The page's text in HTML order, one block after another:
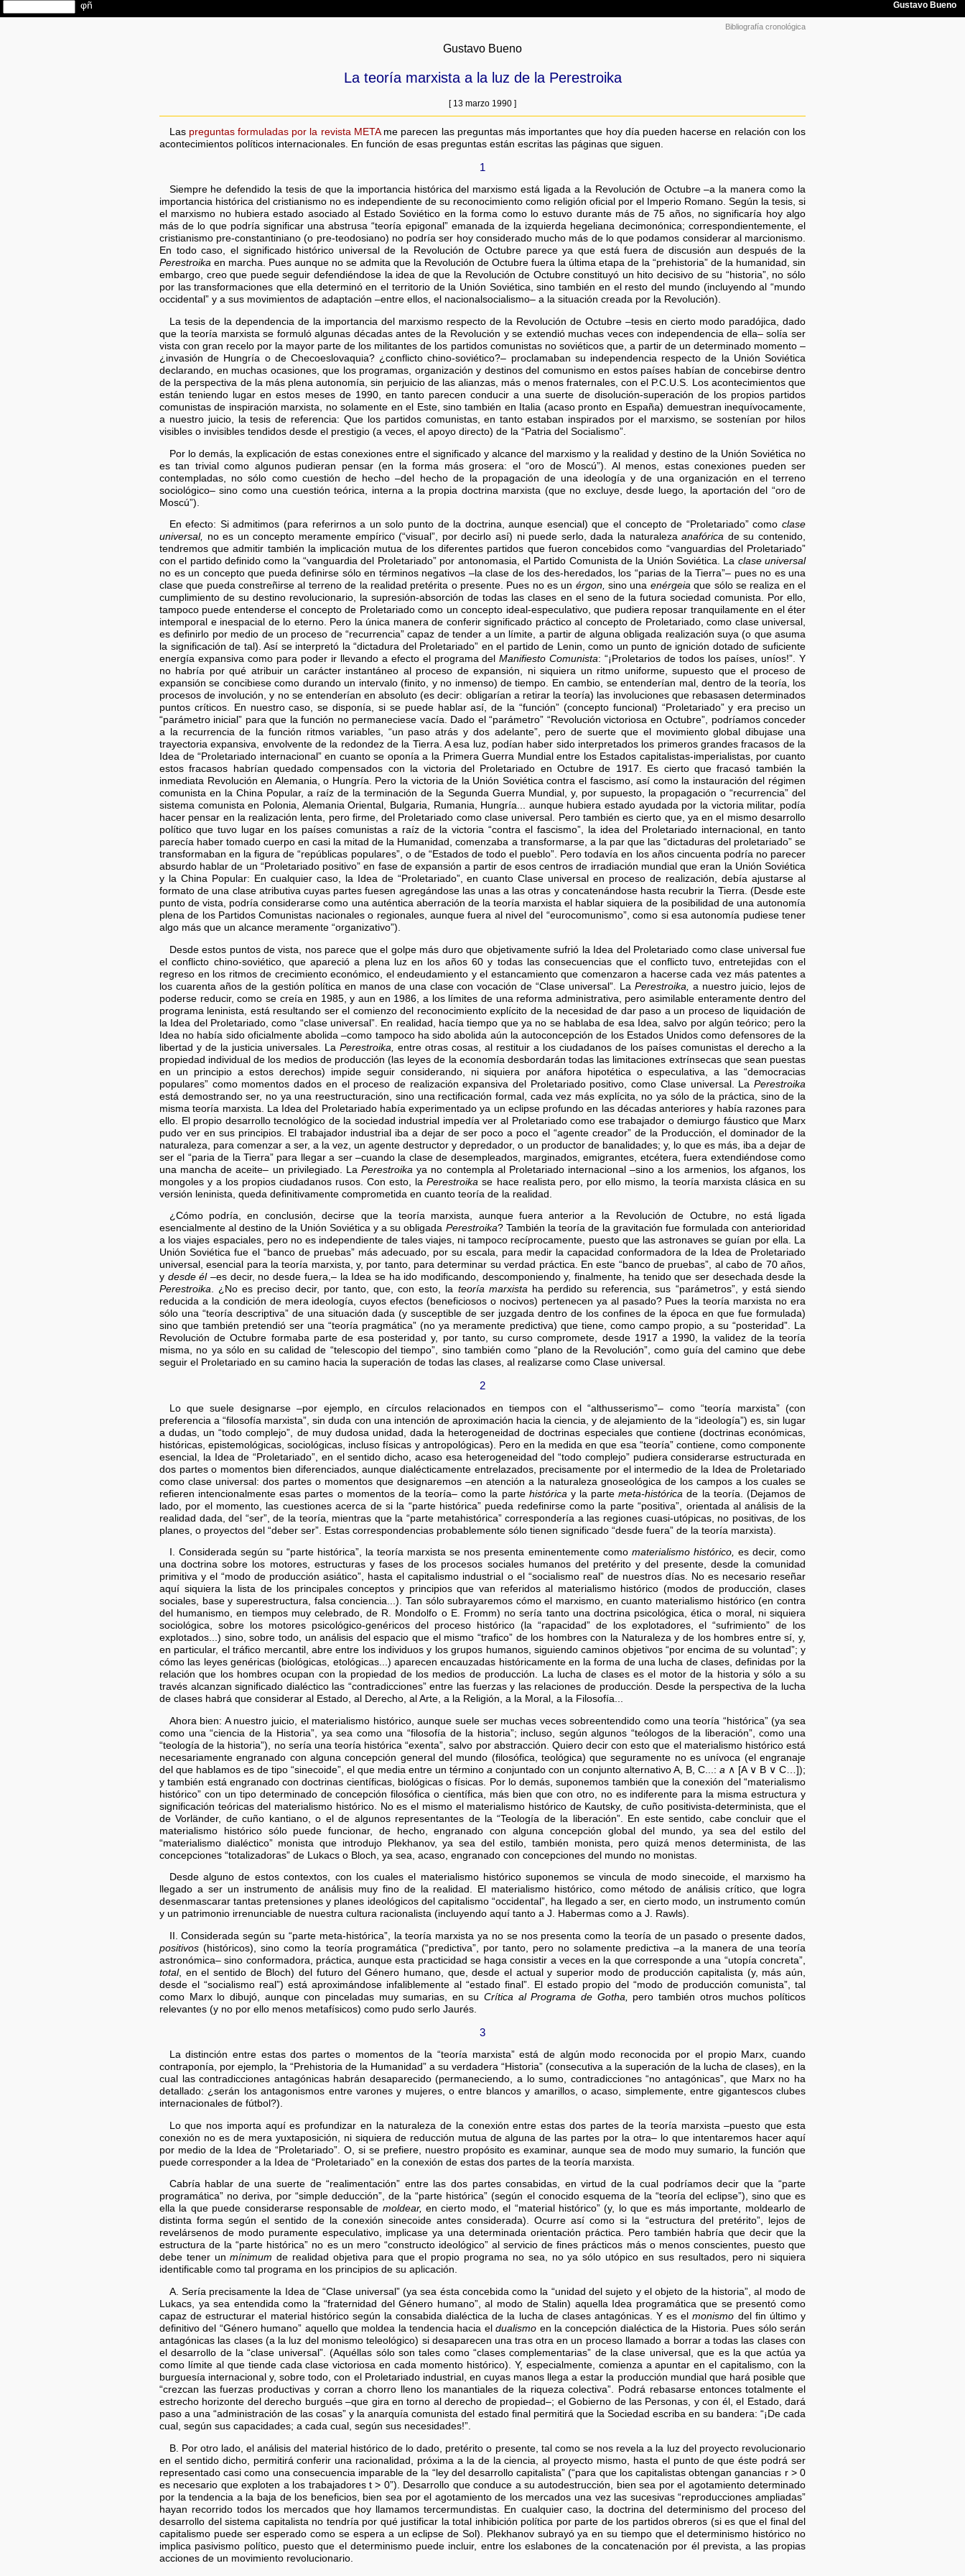
Bibliografía cronológica
Gustavo Bueno
La teoría marxista a la luz de la Perestroika
[ 13 marzo 1990 ]
Las preguntas formuladas por la revista METAme parecen las preguntas más importantes que hoy día pueden hacerse en relación con los
acontecimientos políticos internacionales. En función de esas preguntas están escritas las páginas que siguen.
1
Siempre he defendido la tesis de que la importancia histórica del marxismo está ligada a la Revolución de Octubre –a la manera como la
importancia histórica del cristianismo no es independiente de su reconocimiento como religión oficial por el Imperio Romano. Según la tesis, si
el marxismo no hubiera estado asociado al Estado Soviético en la forma como lo estuvo durante más de 75 años, no significaría hoy algo
más de lo que podría significar una abstrusa “teoría epigonal” emanada de la izquierda hegeliana decimonónica; correspondientemente, el
cristianismo pre-constantiniano (o pre-teodosiano) no podría ser hoy considerado mucho más de lo que podamos considerar al marcionismo.
En todo caso, el significado histórico universal de la Revolución de Octubre parece ya que está fuera de discusión aun después de la
Perestroika en marcha. Pues aunque no se admita que la Revolución de Octubre fuera la última etapa de la “prehistoria” de la humanidad, sin
embargo, creo que puede seguir defendiéndose la idea de que la Revolución de Octubre constituyó un hito decisivo de su “historia”, no sólo
por las transformaciones que ella determinó en el territorio de la Unión Soviética, sino también en el resto del mundo (incluyendo al “mundo
occidental” y a sus movimientos de adaptación –entre ellos, el nacionalsocialismo– a la situación creada por la Revolución).
La tesis de la dependencia de la importancia del marxismo respecto de la Revolución de Octubre –tesis en cierto modo paradójica, dado
que la teoría marxista se formuló algunas décadas antes de la Revolución y se extendió muchas veces con independencia de ella– solía ser
vista con gran recelo por la mayor parte de los militantes de los partidos comunistas no soviéticos que, a partir de un determinado momento –
¿invasión de Hungría o de Checoeslovaquia? ¿conflicto chino-soviético?– proclamaban su independencia respecto de la Unión Soviética
declarando, en muchas ocasiones, que los programas, organización y destinos del comunismo en estos países habían de concebirse dentro
de la perspectiva de la más plena autonomía, sin perjuicio de las alianzas, más o menos fraternales, con el P.C.U.S. Los acontecimientos que
están teniendo lugar en estos meses de 1990, en tanto parecen conducir a una suerte de disolución-superación de los propios partidos
comunistas de inspiración marxista, no solamente en el Este, sino también en Italia (acaso pronto en España) demuestran inequívocamente,
a nuestro juicio, la tesis de referencia: Que los partidos comunistas, en tanto estaban inspirados por el marxismo, se sostenían por hilos
visibles o invisibles tendidos desde el prestigio (a veces, el apoyo directo) de la “Patria del Socialismo”.
Por lo demás, la explicación de estas conexiones entre el significado y alcance del marxismo y la realidad y destino de la Unión Soviética no
es tan trivial como algunos pudieran pensar (en la forma más grosera: el “oro de Moscú”). Al menos, estas conexiones pueden ser
contempladas, no sólo como cuestión de hecho –del hecho de la propagación de una ideología y de una organización en el terreno
sociológico– sino como una cuestión teórica, interna a la propia doctrina marxista (que no excluye, desde luego, la aportación del “oro de
Moscú”).
En efecto: Si admitimos (para referirnos a un solo punto de la doctrina, aunque esencial) que el concepto de “Proletariado” como clase
universal, no es un concepto meramente empírico (“visual”, por decirlo así) ni puede serlo, dada la naturalezaanafórica de su contenido,
tendremos que admitir también la implicación mutua de los diferentes partidos que fueron concebidos como “vanguardias del Proletariado”
con el partido definido como la “vanguardia del Proletariado” por antonomasia, el Partido Comunista de la Unión Soviética. La clase universal
no es un concepto que pueda definirse sólo en términos negativos –la clase de los des-heredados, los “parias de la Tierra”– pues no es una
clase que pueda constreñirse al terreno de la realidad pretérita o presente. Pues no es un érgon, sino una enérgeiaque sólo se realiza en el
cumplimiento de su destino revolucionario, la supresión-absorción de todas las clases en el seno de la futura sociedad comunista. Por ello,
tampoco puede entenderse el concepto de Proletariado como un concepto ideal-especulativo, que pudiera reposar tranquilamente en el éter
intemporal e inespacial de lo eterno. Pero la única manera de conferir significado práctico al concepto de Proletariado, como clase universal,
es definirlo por medio de un proceso de “recurrencia” capaz de tender a un límite, a partir de alguna obligada realización suya (o que asuma
la significación de tal). Así se interpretó la “dictadura del Proletariado” en el partido de Lenin, como un punto de ignición dotado de suficiente
energía expansiva como para poder ir llevando a efecto el programa delManifiesto Comunista: “¡Proletarios de todos los países, uníos!”. Y
no habría por qué atribuir un carácter instantáneo al proceso de expansión, ni siquiera un ritmo uniforme, supuesto que el proceso de
expansión se concibiese como durando un intervalo (finito, y no inmenso) de tiempo. En cambio, se entenderían mal, dentro de la teoría, los
procesos de involución, y no se entenderían en absoluto (es decir: obligarían a retirar la teoría) las involuciones que rebasasen determinados
puntos críticos. En nuestro caso, se disponía, si se puede hablar así, de la “función” (concepto funcional) “Proletariado” y era preciso un
“parámetro inicial” para que la función no permaneciese vacía. Dado el “parámetro” “Revolución victoriosa en Octubre”, podríamos conceder
a la recurrencia de la función ritmos variables, “un paso atrás y dos adelante”, pero de suerte que el movimiento global dibujase una
trayectoria expansiva, envolvente de la redondez de la Tierra. A esa luz, podían haber sido interpretados los primeros grandes fracasos de la
Idea de “Proletariado internacional” en cuanto se oponía a la Primera Guerra Mundial entre los Estados capitalistas-imperialistas, por cuanto
estos fracasos habrían quedado compensados con la victoria del Proletariado en Octubre de 1917. Es cierto que fracasó también la
inmediata Revolución en Alemania, o Hungría. Pero la victoria de la Unión Soviética contra el fascismo, así como la instauración del régimen
comunista en la China Popular, a raíz de la terminación de la Segunda Guerra Mundial, y, por supuesto, la propagación o “recurrencia” del
sistema comunista en Polonia, Alemania Oriental, Bulgaria, Rumania, Hungría... aunque hubiera estado ayudada por la victoria militar, podía
hacer pensar en la realización lenta, pero firme, del Proletariado como clase universal. Pero también es cierto que, ya en el mismo desarrollo
político que tuvo lugar en los países comunistas a raíz de la victoria “contra el fascismo”, la idea del Proletariado internacional, en tanto
parecía haber tomado cuerpo en casi la mitad de la Humanidad, comenzaba a transformarse, a la par que las “dictaduras del proletariado” se
transformaban en la figura de “repúblicas populares”, o de “Estados de todo el pueblo”. Pero todavía en los años cincuenta podría no parecer
absurdo hablar de un “Proletariado positivo” en fase de expansión a partir de esos centros de irradiación mundial que eran la Unión Soviética
y la China Popular: En cualquier caso, la Idea de “Proletariado”, en cuanto Clase universal en proceso de realización, debía ajustarse al
formato de una clase atributiva cuyas partes fuesen agregándose las unas a las otras y concatenándose hasta recubrir la Tierra. (Desde este
punto de vista, podría considerarse como una auténtica aberración de la teoría marxista el hablar siquiera de la posibilidad de una autonomía
plena de los Partidos Comunistas nacionales o regionales, aunque fuera al nivel del “eurocomunismo”, como si esa autonomía pudiese tener
algo más que un alcance meramente “organizativo”).
Desde estos puntos de vista, nos parece que el golpe más duro que objetivamente sufrió la Idea del Proletariado como clase universal fue
el conflicto chino-soviético, que apareció a plena luz en los años 60 y todas las consecuencias que el conflicto tuvo, entretejidas con el
regreso en los ritmos de crecimiento económico, el endeudamiento y el estancamiento que comenzaron a hacerse cada vez más patentes a
los cuarenta años de la gestión política en manos de una clase con vocación de “Clase universal”. LaPerestroika,
a nuestro juicio, lejos de
poderse reducir, como se creía en 1985, y aun en 1986, a los límites de una reforma administrativa, pero asimilable enteramente dentro del
programa leninista, está resultando ser el comienzo del reconocimiento explícito de la necesidad de dar paso a un proceso de liquidación de
la Idea del Proletariado, como “clase universal”. En realidad, hacía tiempo que ya no se hablaba de esa Idea, salvo por algún teórico; pero la
Idea no había sido oficialmente abolida –como tampoco ha sido abolida aún la autoconcepción de los Estados Unidos como defensores de la
libertad y de la justicia universales. La Perestroika,
entre otras cosas, al restituir a los ciudadanos de los países comunistas el derecho a la
propiedad individual de los medios de producción (las leyes de la economía desbordarán todas las limitaciones extrínsecas que sean puestas
en un principio a estos derechos) impide seguir considerando, ni siquiera por anáfora hipotética o especulativa, a las “democracias
populares” como momentos dados en el proceso de realización expansiva del Proletariado positivo, como Clase universal. La Perestroika
está demostrando ser, no ya una reestructuración, sino una rectificación formal, cada vez más explícita, no ya sólo de la práctica, sino de la
misma teoría marxista. La Idea del Proletariado había experimentado ya un eclipse profundo en las décadas anteriores y había razones para
ello. El propio desarrollo tecnológico de la sociedad industrial impedía ver al Proletariado como ese trabajador o demiurgo fáustico que Marx
pudo ver en sus principios. El trabajador industrial iba a dejar de ser poco a poco el “agente creador” de la Producción, el dominador de la
naturaleza, para comenzar a ser, a la vez, un agente destructor y depredador, o un productor de banalidades; y, lo que es más, iba a dejar de
ser el “paria de la Tierra” para llegar a ser –cuando la clase de desempleados, marginados, emigrantes, etcétera, fuera extendiéndose como
una mancha de aceite– un privilegiado. LaPerestroika ya no contempla al Proletariado internacional –sino a los armenios, los afganos, los
mongoles y a los propios ciudadanos rusos. Con esto, laPerestroika se hace realista pero, por ello mismo, la teoría marxista clásica en su
versión leninista, queda definitivamente comprometida en cuanto teoría de la realidad.
¿Cómo podría, en conclusión, decirse que la teoría marxista, aunque fuera anterior a la Revolución de Octubre, no está ligada
esencialmente al destino de la Unión Soviética y a su obligada Perestroika? También la teoría de la gravitación fue formulada con anterioridad
a los viajes espaciales, pero no es independiente de tales viajes, ni tampoco recíprocamente, puesto que las astronaves se guían por ella. La
Unión Soviética fue el “banco de pruebas” más adecuado, por su escala, para medir la capacidad conformadora de la Idea de Proletariado
universal, esencial para la teoría marxista, y, por tanto, para determinar su verdad práctica. En este “banco de pruebas”, al cabo de 70 años,
y desde él–es decir, no desde fuera,– la Idea se ha ido modificando, descomponiendo y, finalmente, ha tenido que ser desechada desde la
Perestroika. ¿No es preciso decir, por tanto, que, con esto, la teoría marxistaha perdido su referencia, sus “parámetros”, y está siendo
reducida a la condición de mera ideología, cuyos efectos (beneficiosos o nocivos) pertenecen ya al pasado? Pues la teoría marxista no era
sólo una “teoría descriptiva” de una situación dada (y susceptible de ser juzgada dentro de los confines de la época en que fue formulada)
sino que también pretendió ser una “teoría pragmática” (no ya meramente predictiva) que tiene, como campo propio, a su “posteridad”. La
Revolución de Octubre formaba parte de esa posteridad y, por tanto, su curso compromete, desde 1917 a 1990, la validez de la teoría
misma, no ya sólo en su calidad de “telescopio del tiempo”, sino también como “plano de la Revolución”, como guía del camino que debe
seguir el Proletariado en su camino hacia la superación de todas las clases, al realizarse como Clase universal.
2
Lo que suele designarse –por ejemplo, en círculos relacionados en tiempos con el “althusserismo”– como “teoría marxista” (con
preferencia a “filosofía marxista”, sin duda con una intención de aproximación hacia la ciencia, y de alejamiento de la “ideología”) es, sin lugar
a dudas, un “todo complejo”, de muy dudosa unidad, dada la heterogeneidad de doctrinas especiales que contiene (doctrinas económicas,
históricas, epistemológicas, sociológicas, incluso físicas y antropológicas). Pero en la medida en que esa “teoría” contiene, como componente
esencial, la Idea de “Proletariado”, en el sentido dicho, acaso esa heterogeneidad del “todo complejo” pudiera considerarse estructurada en
dos partes o momentos bien diferenciados, aunque dialécticamente entrelazados, precisamente por el intermedio de la Idea de Proletariado
como clase universal: dos partes o momentos que designaremos –en atención a la naturaleza gnoseológica de los campos a los cuales se
refieren intencionalmente esas partes o momentos de la teoría– como la parte histórica y la partemeta-histórica de la teoría. (Dejamos de
lado, por el momento, las cuestiones acerca de si la “parte histórica” pueda redefinirse como la parte “positiva”, orientada al análisis de la
realidad dada, del “ser”, de la teoría, mientras que la “parte metahistórica” correspondería a las regiones cuasi-utópicas, no positivas, de los
planes, o proyectos del “deber ser”. Estas correspondencias probablemente sólo tienen significado “desde fuera” de la teoría marxista).
I. Considerada según su “parte histórica”, la teoría marxista se nos presenta eminentemente como materialismo histórico, es decir, como
una doctrina sobre los motores, estructuras y fases de los procesos sociales humanos del pretérito y del presente, desde la comunidad
primitiva y el “modo de producción asiático”, hasta el capitalismo industrial o el “socialismo real” de nuestros días. No es necesario reseñar
aquí siquiera la lista de los principales conceptos y principios que van referidos al materialismo histórico (modos de producción, clases
sociales, base y superestructura, falsa conciencia...). Tan sólo subrayaremos cómo el marxismo, en cuanto materialismo histórico (en contra
del humanismo, en tiempos muy celebrado, de R. Mondolfo o E. Fromm) no sería tanto una doctrina psicológica, ética o moral, ni siquiera
sociológica, sobre los motores psicológico-genéricos del proceso histórico (la “rapacidad” de los explotadores, el “sufrimiento” de los
explotados...) sino, sobre todo, un análisis del espacio que el mismo “trafico” de los hombres con la Naturaleza y de los hombres entre sí, y,
en particular, el tráfico mercantil, abre entre los individuos y los grupos humanos, siguiendo caminos objetivos “por encima de su voluntad”; y
cómo las leyes genéricas (biológicas, etológicas...) aparecen encauzadas históricamente en la forma de una lucha de clases, definidas por la
relación que los hombres ocupan con la propiedad de los medios de producción. La lucha de clases es el motor de la historia y sólo a su
través alcanzan significado dialéctico las “contradicciones” entre las fuerzas y las relaciones de producción. Desde la perspectiva de la lucha
de clases habrá que considerar al Estado, al Derecho, al Arte, a la Religión, a la Moral, a la Filosofía...
Ahora bien: A nuestro juicio, el materialismo histórico, aunque suele ser muchas veces sobreentendido como una teoría “histórica” (ya sea
como una “ciencia de la Historia”, ya sea como una “filosofía de la historia”; incluso, según algunos “teólogos de la liberación”, como una
“teología de la historia”), no sería una teoría histórica “exenta”, salvo por abstracción. Quiero decir con esto que el materialismo histórico está
necesariamente engranado con alguna concepción general del mundo (filosófica, teológica) que seguramente no es unívoca (el engranaje
del que hablamos es de tipo “sinecoide”, el que media entre un término a conjuntado con un conjunto alternativo A, B, C...: a ∧ [A ∨ B ∨ C…]);
y también está engranado con doctrinas científicas, biológicas o físicas. Por lo demás, suponemos también que la conexión del “materialismo
histórico” con un tipo determinado de concepción filosófica o científica, más bien que con otro, no es indiferente para la misma estructura y
significación teóricas del materialismo histórico. No es el mismo el materialismo histórico de Kautsky, de cuño positivista-determinista, que el
de Vorländer, de cuño kantiano, o el de algunos representantes de la “Teología de la liberación”. En este sentido, cabe concluir que el
materialismo histórico sólo puede funcionar, de hecho, engranado con alguna concepción global del mundo, ya sea del estilo del
“materialismo dialéctico” monista que introdujo Plekhanov, ya sea del estilo, también monista, pero quizá menos determinista, de las
concepciones “totalizadoras” de Lukacs o Bloch, ya sea, acaso, engranado con concepciones del mundo no monistas.
Desde alguno de estos contextos, con los cuales el materialismo histórico suponemos se vincula de modo sinecoide, el marxismo ha
llegado a ser un instrumento de análisis muy fino de la realidad. El materialismo histórico, como método de análisis crítico, que logra
desenmascarar tantas pretensiones y planes ideológicos del capitalismo “occidental”, ha llegado a ser, en cierto modo, un instrumento común
y un patrimonio irrenunciable de nuestra cultura racionalista (incluyendo aquí tanto a J. Habermas como a J. Rawls).
II. Considerada según su “parte meta-histórica”, la teoría marxista ya no se nos presenta como la teoría de un pasado o presente dados,
positivos (históricos), sino como la teoría programática (“predictiva”, por tanto, pero no solamente predictiva –a la manera de una teoría
astronómica– sino conformadora, práctica, aunque esta practicidad se haga consistir a veces en la que corresponde a una “utopía concreta”,
total, en el sentido de Bloch) del futuro del Género humano, que, desde el actual y superior modo de producción capitalista (y, más aún,
desde el “socialismo real”) está aproximándose infaliblemente al “estado final”. El estado propio del “modo de producción comunista”, tal
como Marx lo dibujó, aunque con pinceladas muy sumarias, en suCrítica al Programa de Gotha,
pero también otros muchos políticos
relevantes (y no por ello menos metafísicos) como pudo serlo Jaurés.
3
La distinción entre estas dos partes o momentos de la “teoría marxista” está de algún modo reconocida por el propio Marx, cuando
contraponía, por ejemplo, la “Prehistoria de la Humanidad” a su verdadera “Historia” (consecutiva a la superación de la lucha de clases), en la
cual las contradicciones antagónicas habrán desaparecido (permaneciendo, a lo sumo, contradicciones “no antagónicas”, que Marx no ha
detallado: ¿serán los antagonismos entre varones y mujeres, o entre blancos y amarillos, o acaso, simplemente, entre gigantescos clubes
internacionales de fútbol?).
Lo que nos importa aquí es profundizar en la naturaleza de la conexión entre estas dos partes de la teoría marxista –puesto que esta
conexión no es de mera yuxtaposición, ni siquiera de reducción mutua de alguna de las partes por la otra– lo que intentaremos hacer aquí
por medio de la Idea de “Proletariado”. O, si se prefiere, nuestro propósito es examinar, aunque sea de modo muy sumario, la función que
puede corresponder a la Idea de “Proletariado” en la conexión de estas dos partes de la teoría marxista.
Cabría hablar de una suerte de “realimentación” entre las dos partes consabidas, en virtud de la cual podríamos decir que la “parte
programática” no deriva, por “simple deducción”, de la “parte histórica” (según el conocido esquema de la “teoría del eclipse”), sino que es
ella la que puede considerarse responsable de moldear, en cierto modo, el “material histórico” (y, lo que es más importante, moldearlo de
distinta forma según el sentido de la conexión sinecoide antes considerada). Ocurre así como si la “estructura del pretérito”, lejos de
revelársenos de modo puramente especulativo, implicase ya una determinada orientación práctica. Pero también habría que decir que la
estructura de la “parte histórica” no es un mero “constructo ideológico” al servicio de fines prácticos más o menos conscientes, puesto que
debe tener unmínimum de realidad objetiva para que el propio programa no sea, no ya sólo utópico en sus resultados, pero ni siquiera
identificable como tal programa en los principios de su aplicación.
A. Sería precisamente la Idea de “Clase universal” (ya sea ésta concebida como la “unidad del sujeto y el objeto de la historia”, al modo de
Lukacs, ya sea entendida como la “fraternidad del Género humano”, al modo de Stalin) aquella Idea programática que se presentó como
capaz de estructurar el material histórico según la consabida dialéctica de la lucha de clases antagónicas. Y es elmonismo del fin último y
definitivo del “Género humano” aquello que moldea la tendencia hacia eldualismo en la concepción dialéctica de la Historia. Pues sólo serán
antagónicas las clases (a la luz del monismo teleológico) si desaparecen una tras otra en un proceso llamado a borrar a todas las clases con
el desarrollo de la “clase universal”. (Aquéllas sólo son tales como “clases complementarias” de la clase universal, que es la que actúa ya
como límite al que tiende cada clase victoriosa en cada momento histórico). Y, especialmente, comienza a apuntar en el capitalismo, con la
burguesía internacional y, sobre todo, con el Proletariado industrial, en cuyas manos llega a estar la producción mundial que hará posible que
“crezcan las fuerzas productivas y corran a chorro lleno los manantiales de la riqueza colectiva”. Podrá rebasarse entonces totalmente el
estrecho horizonte del derecho burgués –que gira en torno al derecho de propiedad–; el Gobierno de las Personas, y con él, el Estado, dará
paso a una “administración de las cosas” y la anarquía comunista del estado final permitirá que la Sociedad escriba en su bandera: “¡De cada
cual, según sus capacidades; a cada cual, según sus necesidades!”.
B. Por otro lado, el análisis del material histórico de lo dado, pretérito o presente, tal como se nos revela a la luz del proyecto revolucionario
en el sentido dicho, permitirá conferir una racionalidad, próxima a la de la ciencia, al proyecto mismo, hasta el punto de que éste podrá ser
representado casi como una consecuencia imparable de la “ley del desarrollo capitalista” (“para que los capitalistas obtengan ganancias r > 0
es necesario que exploten a los trabajadores t > 0”). Desarrollo que conduce a su autodestrucción, bien sea por el agotamiento determinado
por la tendencia a la baja de los beneficios, bien sea por el agotamiento de los mercados una vez las sucesivas “reproducciones ampliadas”
hayan recorrido todos los mercados que hoy llamamos tercermundistas. En cualquier caso, la doctrina del determinismo del proceso del
desarrollo del sistema capitalista no tendría por qué justificar la total inhibición política por parte de los partidos obreros (si es que el final del
capitalismo puede ser esperado como se espera a un eclipse de Sol). Plekhanov subrayó ya en su tiempo que el determinismo histórico no
implica pasivismo político, puesto que el determinismo puede incluir, entre los eslabones de la concatenación por él prevista, a las propias
acciones de un movimiento revolucionario.